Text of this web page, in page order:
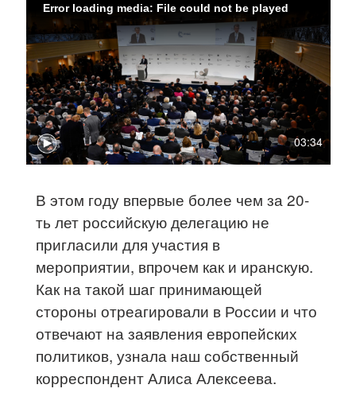
03:34
Error loading media: File could not be played
В этом году впервые более чем за 20-
ть лет российскую делегацию не
пригласили для участия в
мероприятии, впрочем как и иранскую.
Как на такой шаг принимающей
стороны отреагировали в России и что
отвечают на заявления европейских
политиков, узнала наш собственный
корреспондент Алиса Алексеева.